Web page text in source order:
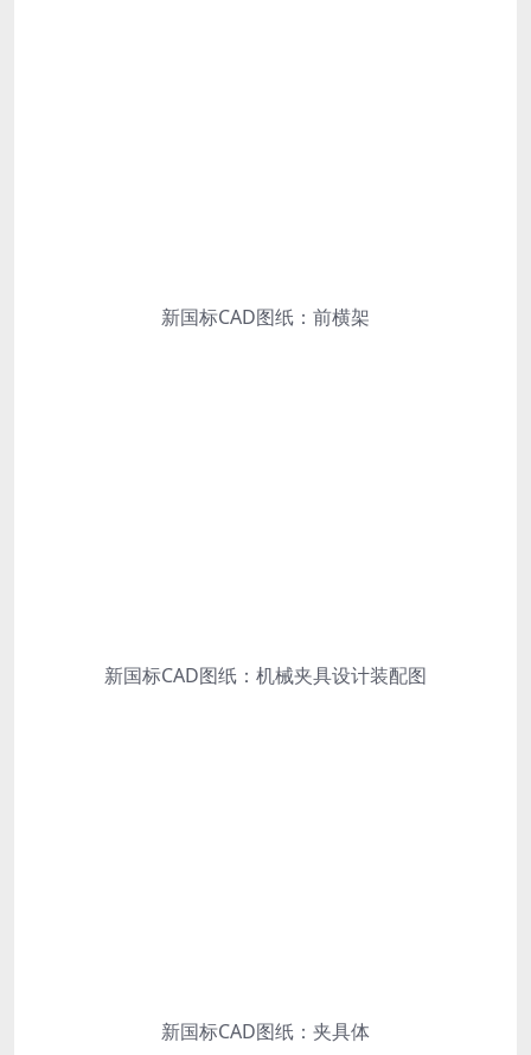
新国标CAD图纸：前横架
新国标CAD图纸：机械夹具设计装配图
新国标CAD图纸：夹具体